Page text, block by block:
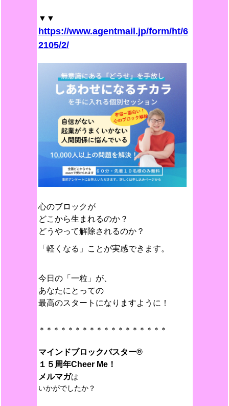
▼▼
https://www.agentmail.jp/form/ht/6
2105/2/
心のブロックが
どこから生まれるのか？
どうやって解除されるのか？
「軽くなる」ことが実感できます。
今日の「一粒」が、
あなたにとっての
最高のスタートになりますように！
＊＊＊＊＊＊＊＊＊＊＊＊＊＊＊＊＊＊
マインドブロックバスター®︎
１５周年Cheer Me！
メルマガは
いかがでしたか？